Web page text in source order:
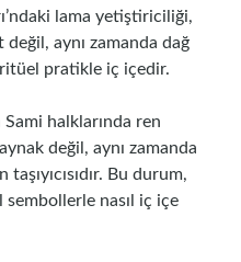
lama yetiştiriciliği,
aynı zamanda dağ
pratikle iç içedir.
halklarında ren
değil, aynı zamanda
Bu durum,
nasıl iç içe